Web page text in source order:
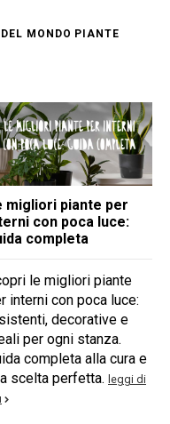
MONDO PIANTE
10 piante da regalare
eleganza,
e un tocco
sotto l’albero
10 piante originali
regalare a Natale:
strelitzia,
orchidee e altre
green per stupire i
cari.